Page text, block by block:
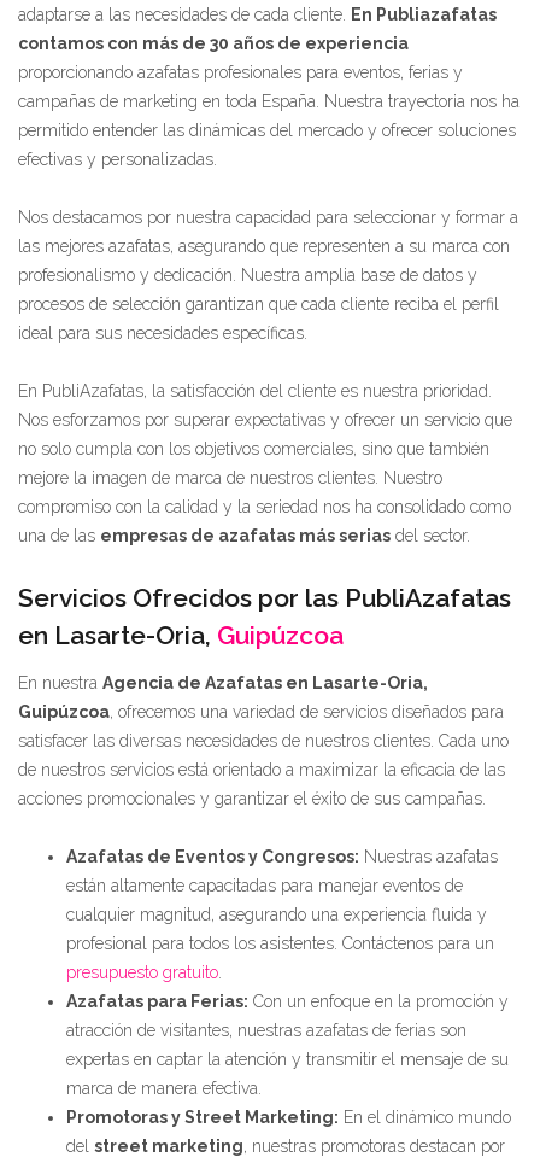
adaptarse a las necesidades de cada cliente. En Publiazafatas
contamos con más de 30 años de experiencia
proporcionando azafatas profesionales para eventos, ferias y
campañas de marketing en toda España. Nuestra trayectoria nos ha
permitido entender las dinámicas del mercado y ofrecer soluciones
efectivas y personalizadas.
Nos destacamos por nuestra capacidad para seleccionar y formar a
las mejores azafatas, asegurando que representen a su marca con
profesionalismo y dedicación. Nuestra amplia base de datos y
procesos de selección garantizan que cada cliente reciba el perfil
ideal para sus necesidades específicas.
En PubliAzafatas, la satisfacción del cliente es nuestra prioridad.
Nos esforzamos por superar expectativas y ofrecer un servicio que
no solo cumpla con los objetivos comerciales, sino que también
mejore la imagen de marca de nuestros clientes. Nuestro
compromiso con la calidad y la seriedad nos ha consolidado como
una de las empresas de azafatas más serias del sector.
Servicios Ofrecidos por las PubliAzafatas
en Lasarte-Oria, Guipúzcoa
En nuestra Agencia de Azafatas en Lasarte-Oria,
Guipúzcoa , ofrecemos una variedad de servicios diseñados para
satisfacer las diversas necesidades de nuestros clientes. Cada uno
de nuestros servicios está orientado a maximizar la eficacia de las
acciones promocionales y garantizar el éxito de sus campañas.
Azafatas de Eventos y Congresos: Nuestras azafatas
están altamente capacitadas para manejar eventos de
cualquier magnitud, asegurando una experiencia fluida y
profesional para todos los asistentes. Contáctenos para un
presupuesto gratuito
Azafatas para Ferias: Con un enfoque en la promoción y
atracción de visitantes, nuestras azafatas de ferias son
expertas en captar la atención y transmitir el mensaje de su
marca de manera efectiva.
Promotoras y Street Marketing: En el dinámico mundo
del street marketing , nuestras promotoras destacan por